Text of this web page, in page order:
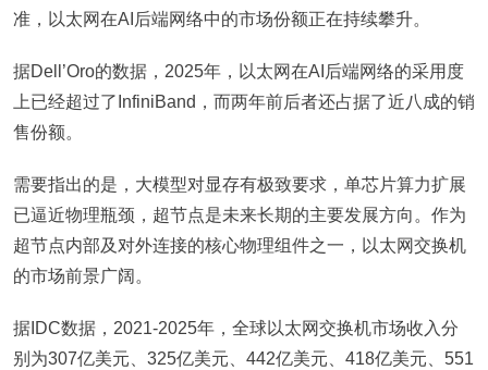
准，以太网在AI后端网络中的市场份额正在持续攀升。
据Dell’Oro的数据，2025年，以太网在AI后端网络的采用度
上已经超过了InfiniBand，而两年前后者还占据了近八成的销
售份额。
需要指出的是，大模型对显存有极致要求，单芯片算力扩展
已逼近物理瓶颈，超节点是未来长期的主要发展方向。作为
超节点内部及对外连接的核心物理组件之一，以太网交换机
的市场前景广阔。
据IDC数据，2021-2025年，全球以太网交换机市场收入分
别为307亿美元、325亿美元、442亿美元、418亿美元、551